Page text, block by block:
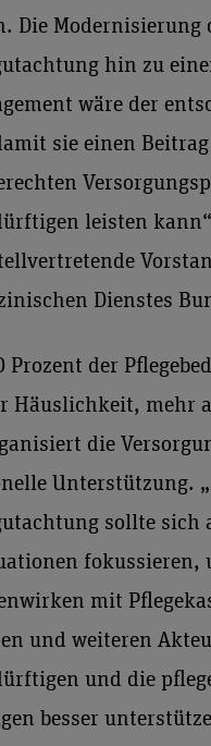
Die Modernisierung
hin zu
wäre der
sie einen
leisten
Dienstes
Prozent der
Häuslichkeit, mehr
die
Unterstützung.
sollte sich
fokussieren,
mit
und weiteren
und die
besser